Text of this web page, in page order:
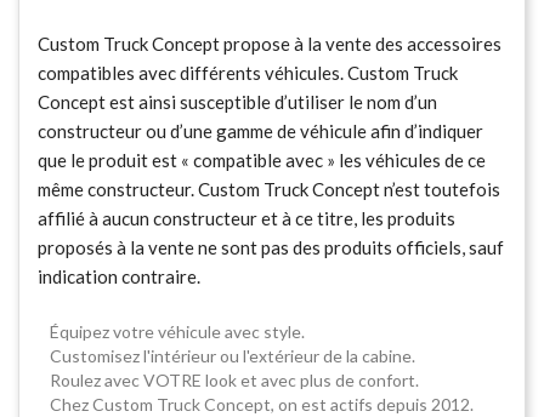
Custom Truck Concept propose à la vente des accessoires
compatibles avec différents véhicules. Custom Truck
Concept est ainsi susceptible d’utiliser le nom d’un
constructeur ou d’une gamme de véhicule afin d’indiquer
que le produit est « compatible avec » les véhicules de ce
même constructeur. Custom Truck Concept n’est toutefois
affilié à aucun constructeur et à ce titre, les produits
proposés à la vente ne sont pas des produits officiels, sauf
indication contraire.
Équipez votre véhicule avec style.
Customisez l'intérieur ou l'extérieur de la cabine.
Roulez avec VOTRE look et avec plus de confort.
Chez Custom Truck Concept, on est actifs depuis 2012.